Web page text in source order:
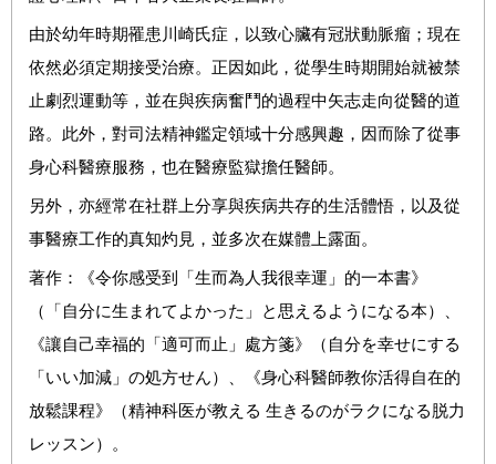
由於幼年時期罹患川崎氏症，以致心臟有冠狀動脈瘤；現在
依然必須定期接受治療。正因如此，從學生時期開始就被禁
止劇烈運動等，並在與疾病奮鬥的過程中矢志走向從醫的道
路。此外，對司法精神鑑定領域十分感興趣，因而除了從事
身心科醫療服務，也在醫療監獄擔任醫師。
另外，亦經常在社群上分享與疾病共存的生活體悟，以及從
事醫療工作的真知灼見，並多次在媒體上露面。
著作：《令你感受到「生而為人我很幸運」的一本書》
（「自分に生まれてよかった」と思えるようになる本）、
《讓自己幸福的「適可而止」處方箋》（自分を幸せにする
「いい加減」の処方せん）、《身心科醫師教你活得自在的
放鬆課程》（精神科医が教える 生きるのがラクになる脱力
レッスン）。